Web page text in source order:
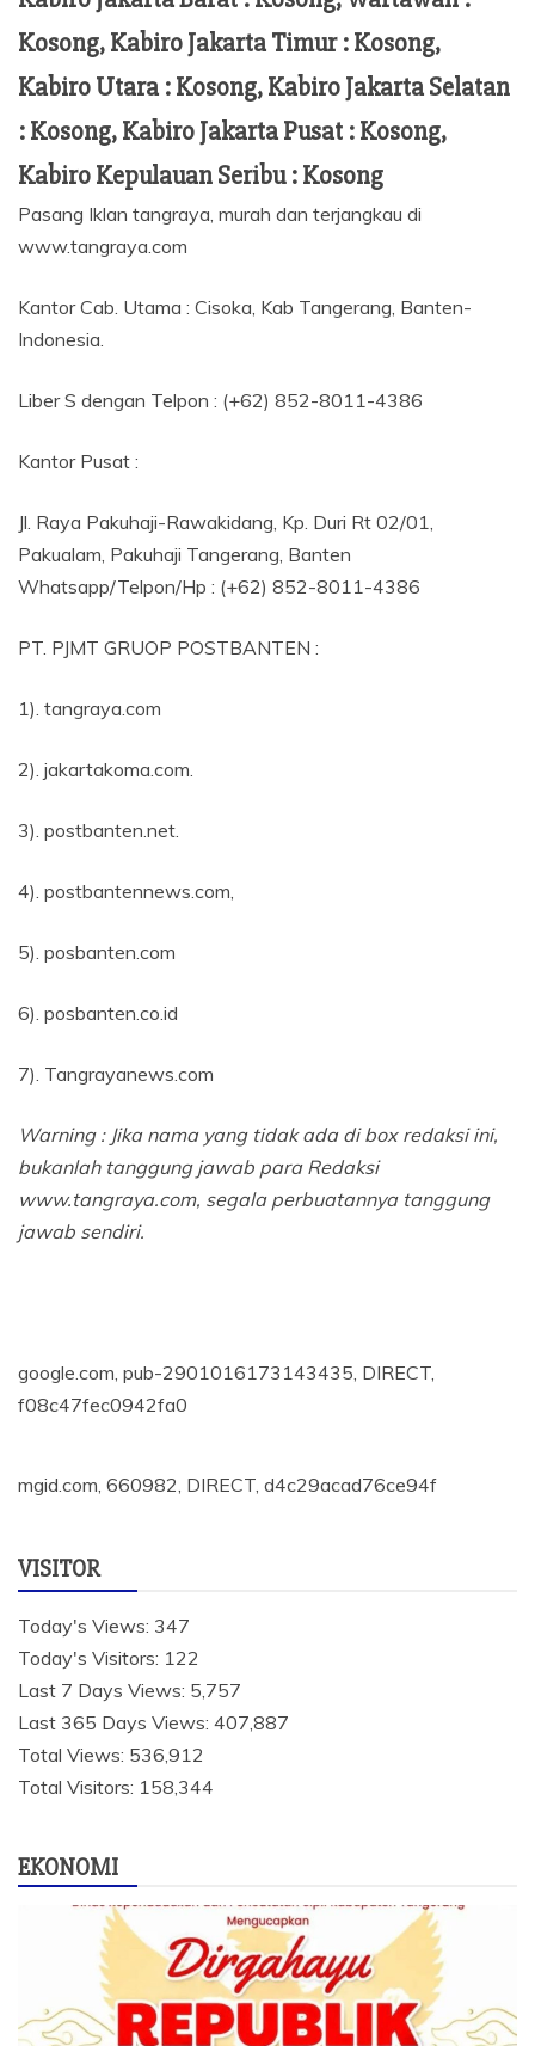
Kosong, Kabiro Jakarta Timur : Kosong,
Kabiro Utara : Kosong, Kabiro Jakarta Selatan
: Kosong, Kabiro Jakarta Pusat : Kosong,
Kabiro Kepulauan Seribu : Kosong
Pasang Iklan tangraya, murah dan terjangkau di
www.tangraya.com
Kantor Cab. Utama : Cisoka, Kab Tangerang, Banten-
Indonesia.
Liber S dengan Telpon : (+62) 852-8011-4386
Kantor Pusat :
Jl. Raya Pakuhaji-Rawakidang, Kp. Duri Rt 02/01,
Pakualam, Pakuhaji Tangerang, Banten
Whatsapp/Telpon/Hp : (+62) 852-8011-4386
PT. PJMT GRUOP POSTBANTEN :
1). tangraya.com
2). jakartakoma.com.
3). postbanten.net.
4). postbantennews.com,
5). posbanten.com
6). posbanten.co.id
7). Tangrayanews.com
Warning : Jika nama yang tidak ada di box redaksi ini,
bukanlah tanggung jawab para Redaksi
www.tangraya.com, segala perbuatannya tanggung
jawab sendiri.
google.com, pub-2901016173143435, DIRECT,
f08c47fec0942fa0
mgid.com, 660982, DIRECT, d4c29acad76ce94f
VISITOR
Today's Views: 347
Today's Visitors: 122
Last 7 Days Views: 5,757
Last 365 Days Views: 407,887
Total Views: 536,912
Total Visitors: 158,344
EKONOMI